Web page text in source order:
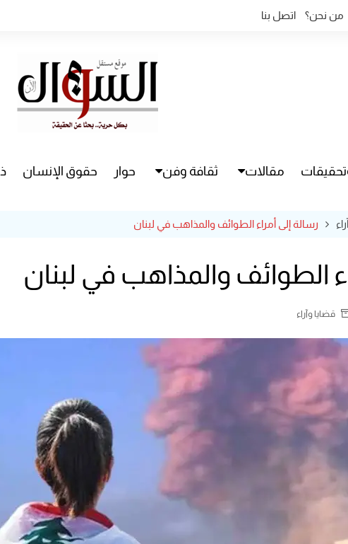
من نحن؟ اتصل بنا
مقالات ثقافة وفن
مسرح
حوار حقوق الإنسان
رسالة إلى أمراء الطوائف والمذاهب في لبنان
الطوائف والمذاهب في لبنان
قضايا وآراء